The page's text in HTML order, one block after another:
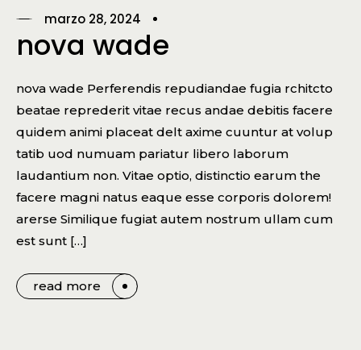
marzo 28, 2024
nova wade
nova wade Perferendis repudiandae fugia rchitcto
beatae reprederit vitae recus andae debitis facere
quidem animi placeat delt axime cuuntur at volup
tatib uod numuam pariatur libero laborum
laudantium non. Vitae optio, distinctio earum the
facere magni natus eaque esse corporis dolorem!
arerse Similique fugiat autem nostrum ullam cum
est sunt […]
read more